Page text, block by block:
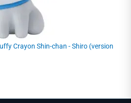
Crayon Shin-chan - Shiro (version